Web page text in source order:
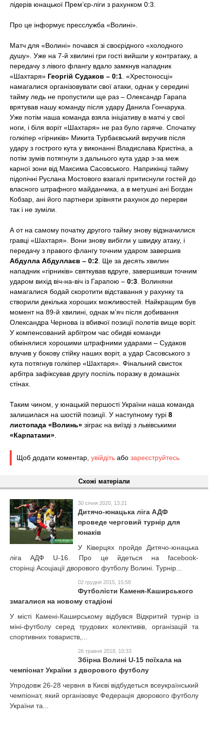
лідерів юнацької Прем’єр-ліги з рахунком 0:3.
Про це інформує пресслужба «Волині».
Матч для «Волині» почався зі своєрідного «холодного
душу». Уже на 7-й хвилині гри гості вийшли у контратаку, а
передачу з лівого флангу вдало замкнув нападник
«Шахтаря» Георгій Судаков – 0:1. «Хрестоносці»
намагалися організовувати свої атаки, однак у середині
тайму ледь не пропустили ще раз – Олександр Гарапа
врятував нашу команду після удару Данила Гончарука.
Уже потім наша команда взяла ініціативу в матчі у свої
ноги, і біля воріт «Шахтаря» не раз було гаряче. Спочатку
голкіпер «гірників» Микита Турбаєвський виручив після
удару з гострого кута у виконанні Владислава Кристіна, а
потім зумів потягнути з дальнього кута удар з-за меж
карної зони від Максима Сасовського. Наприкінці тайму
підопічні Руслана Мостового взагалі притиснули гостей до
власного штрафного майданчика, а в метушні ані Богдан
Кобзар, ані його партнери зрівняти рахунок до перерви
так і не зуміли.
А от на самому початку другого тайму знову відзначилися
гравці «Шахтаря». Вони знову вибігли у швидку атаку, і
передачу з правого флангу точним ударом завершив
Абдулла Абдуллаєв – 0:2. Ще за десять хвилин
нападник «гірників» святкував вдруге, завершивши точним
ударом вихід віч-на-віч із Гарапою – 0:3. Волиняни
намагалися бодай скоротити відставання у рахунку та
створили декілька хороших можливостей. Найкращим був
момент на 89-й хвилині, однак м’яч після добивання
Олександра Чернова із вбивчої позиції полетів вище воріт.
У компенсований арбітром час обидві команди
обмінялися хорошими штрафними ударами – Судаков
влучив у бокову стійку наших воріт, а удар Сасовського з
кута потягнув голкіпер «Шахтаря». Фінальний свисток
арбітра зафіксував другу поспіль поразку в домашніх
стінах.
Таким чином, у юнацькій першості України наша команда
залишилася на шостій позиції. У наступному турі 8
листопада «Волинь» зіграє на виїзді з львівськими
«Карпатами».
Щоб додати коментар, увійдіть або зареєструйтесь
Схожі матеріали
30 січня 2020, 13:21
Дитячо-юнацька ліга АДФ
проведе черговий турнір для
юнаків
У Ківерцях пройде Дитячо-юнацька
ліга АДФ U-16. Про це йдеться на facebook-
сторінці Асоціації дворового футболу Волині. Турнір...
02 грудня 2015, 15:58
Футболісти Каменя-Каширського
змагалися на новому стадіоні
У місті Камені-Каширському відбувся Відкритий турнір із
міні-футболу серед трудових колективів, організацій та
спортивних товариств,...
26 травня 2018, 10:33
Збірна Волині U-15 поїхала на
чемпіонат України з дворового футболу
Упродовж 26-28 червня в Києві відбудеться всеукраїнський
чемпіонат, який організовує Федерація дворового футболу
України та...